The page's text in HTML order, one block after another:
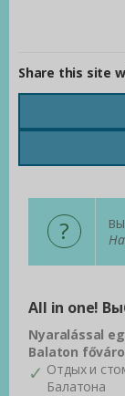
Share this site
?
All in one!
Nyaralással
Balaton
Отдых и
Балатона